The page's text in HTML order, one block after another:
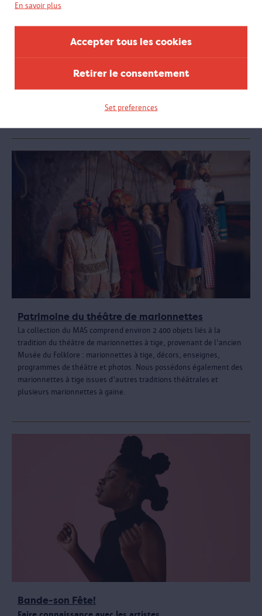
En savoir plus
Accepter tous les cookies
Retirer le consentement
Set preferences
Patrimoine du théâtre de marionnettes
La collection du MAS comprend environ 2 400 objets liés à la
tradition du théâtre de marionnettes à tige, provenant de l'ancien
Musée du Folklore : marionnettes à tige, décors, enseignes,
programmes de théâtre et photos. Nous possédons également des
marionnettes à tige issues d'autres traditions théâtrales et
plusieurs marionnettes à gaine.
Bande-son Fête!